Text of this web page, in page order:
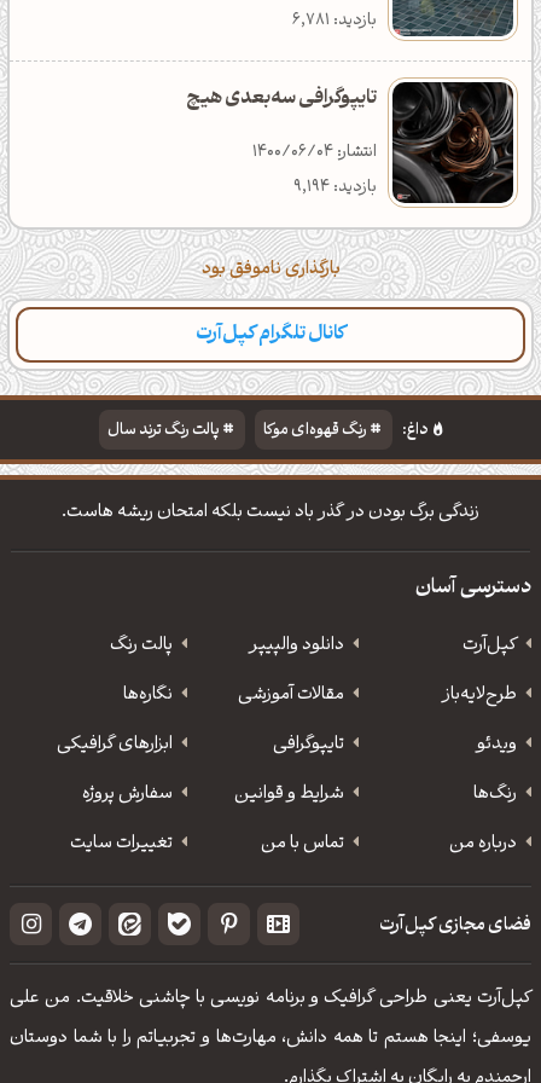
بازدید: 6,781
تایپوگرافی سه‌بعدی هیچ
انتشار: 1400/06/04
بازدید: 9,194
بارگذاری ناموفق بود
کانال تلگرام کپل‌آرت
داغ: رنگ قهوه‌ای موکا
پالت رنگ ترند سال
دانلود والپیپر مذهبی
تایپوگرافی شعر مولانا
زندگی برگ بودن در گذر باد نیست بلکه امتحان ریشه هاست.
دسترسی آسان
کپل‌آرت دانلود‌ والپیپر
پالت رنگ
طرح‌لایه‌باز
مقالات آموزشی
نگاره‌ها
ویدئو
‌تایپوگرافی
ابزارهای گرافیکی
رنگ‌ها
شرایط و قوانین
سفارش پروژه
درباره من
تماس با من تغییرات سایت
فضای مجازی کپل‌آرت
کپل‌آرت یعنی طراحی گرافیک و برنامه نویسی با چاشنی خلاقیت. من علی
یوسفی؛ اینجا هستم تا همه دانش، مهارت‌‌ها و تجربیاتم را با شما دوستان